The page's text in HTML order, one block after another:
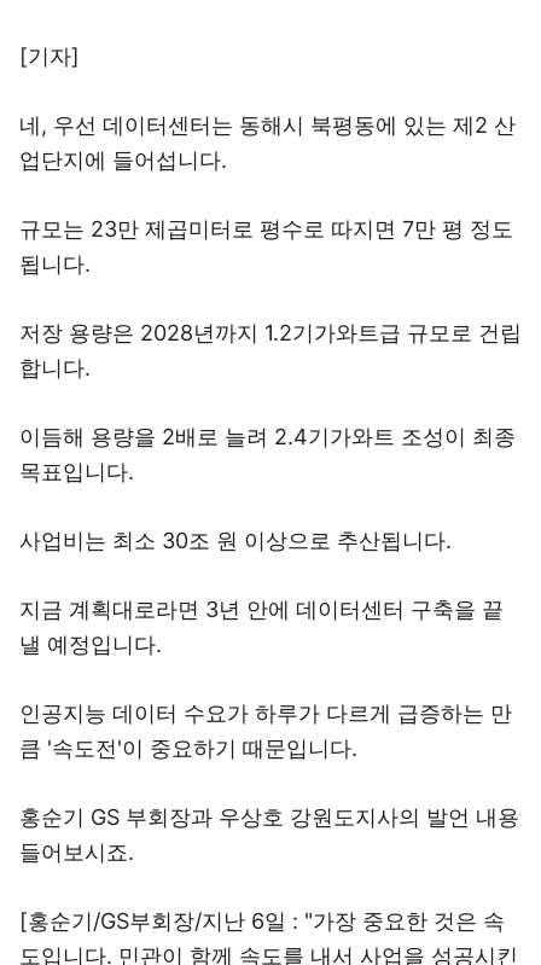
[기자]
네, 우선 데이터센터는 동해시 북평동에 있는 제2 산
업단지에 들어섭니다.
규모는 23만 제곱미터로 평수로 따지면 7만 평 정도
됩니다.
저장 용량은 2028년까지 1.2기가와트급 규모로 건립
합니다.
이듬해 용량을 2배로 늘려 2.4기가와트 조성이 최종
목표입니다.
사업비는 최소 30조 원 이상으로 추산됩니다.
지금 계획대로라면 3년 안에 데이터센터 구축을 끝
낼 예정입니다.
인공지능 데이터 수요가 하루가 다르게 급증하는 만
큼 '속도전'이 중요하기 때문입니다.
홍순기 GS 부회장과 우상호 강원도지사의 발언 내용
들어보시죠.
[홍순기/GS부회장/지난 6일 : "가장 중요한 것은 속
도입니다. 민관이 함께 속도를 내서 사업을 성공시킨